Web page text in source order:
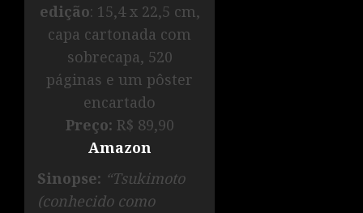
edição: 15,4 x 22,5 cm,
capa cartonada com
sobrecapa, 520
páginas e um pôster
encartado
Preço: R$ 89,90
Amazon
Sinopse: “Tsukimoto
(conhecido como